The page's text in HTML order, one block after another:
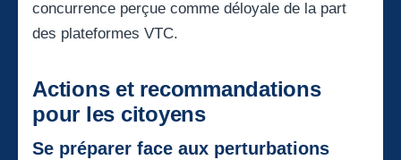
concurrence perçue comme déloyale de la part
des plateformes VTC.
Actions et recommandations
pour les citoyens
Se préparer face aux perturbations